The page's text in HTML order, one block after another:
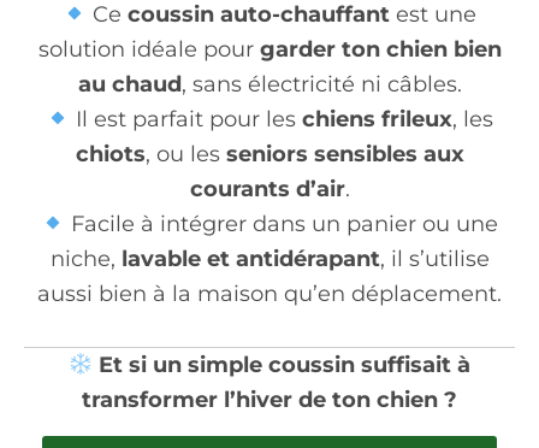
Cecoussin auto-chauffant est une
solution idéale pour garder ton chien bien
au chaud, sans électricité ni câbles.
Il est parfait pour leschiens frileux, les
chiots, ou les seniors sensibles aux
courants d’air.
Facile à intégrer dans un panier ou une
niche, lavable et antidérapant, il s’utilise
aussi bien à la maison qu’en déplacement.
Et si un simple coussin suffisait à
transformer l’hiver de ton chien ?